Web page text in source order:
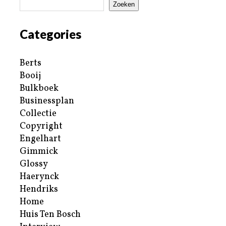
Zoeken
Categories
Berts
Booij
Bulkboek
Businessplan
Collectie
Copyright
Engelhart
Gimmick
Glossy
Haerynck
Hendriks
Home
Huis Ten Bosch